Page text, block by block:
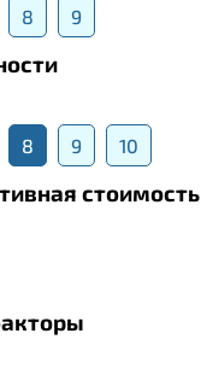
8 9
8 9 10
стоимость